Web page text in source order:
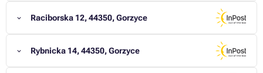
Raciborska 12, 44350, Gorzyce
Rybnicka 14, 44350, Gorzyce